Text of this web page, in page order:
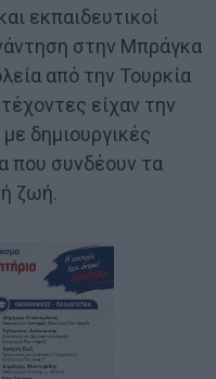
εκπαιδευτικοί
στην Μπράγκα
από την Τουρκία
είχαν την
δημιουργικές
που συνδέουν τα
ζωή.